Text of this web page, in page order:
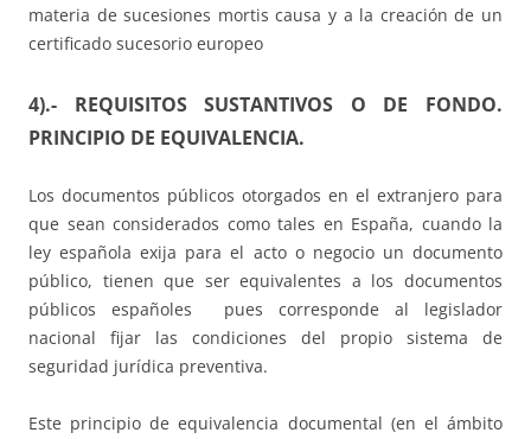
materia de sucesiones mortis causa y a la creación de un
certificado sucesorio europeo
4).- REQUISITOS SUSTANTIVOS O DE FONDO.
PRINCIPIO DE EQUIVALENCIA.
Los documentos públicos otorgados en el extranjero para
que sean considerados como tales en España, cuando la
ley española exija para el acto o negocio un documento
público, tienen que ser equivalentes a los documentos
públicos españoles pues corresponde al legislador
nacional fijar las condiciones del propio sistema de
seguridad jurídica preventiva.
Este principio de equivalencia documental (en el ámbito